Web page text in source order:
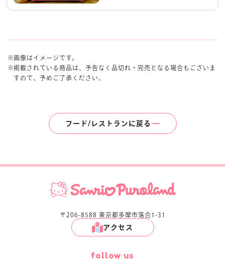
画像はイメージです。
掲載されている商品は、予告なく品切れ・完売となる場合もございま
すので、予めご了承ください。
フード/レストランに戻る
〒206-8588 東京都多摩市落合1-31
アクセス
follow us